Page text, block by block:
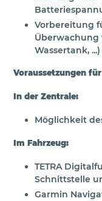
Vorbereitung
Überwachung
Wassertank, ...)
Voraussetzungen für
In der Zentrale:
Möglichkeit
Im Fahrzeug:
TETRA
Schnittstelle
Garmin